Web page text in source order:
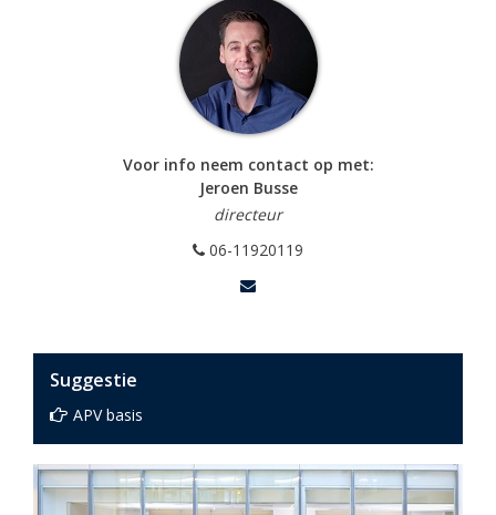
Voor info neem contact op met:
Jeroen Busse
directeur
06-11920119
Suggestie
APV basis